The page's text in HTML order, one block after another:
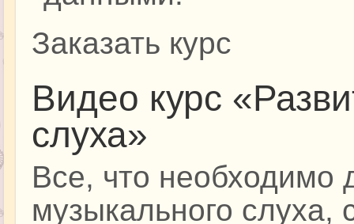
Заказать курс
Видео курс
слуха»
Все, что необходимо
музыкального слуха,